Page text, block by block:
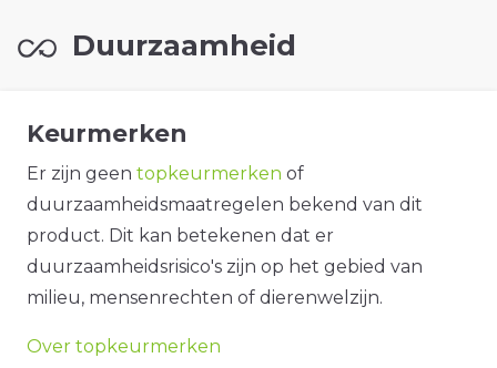
Duurzaamheid
Keurmerken
Er zijn geen topkeurmerken of
duurzaamheidsmaatregelen bekend van dit
product. Dit kan betekenen dat er
duurzaamheidsrisico's zijn op het gebied van
milieu, mensenrechten of dierenwelzijn.
Over topkeurmerken